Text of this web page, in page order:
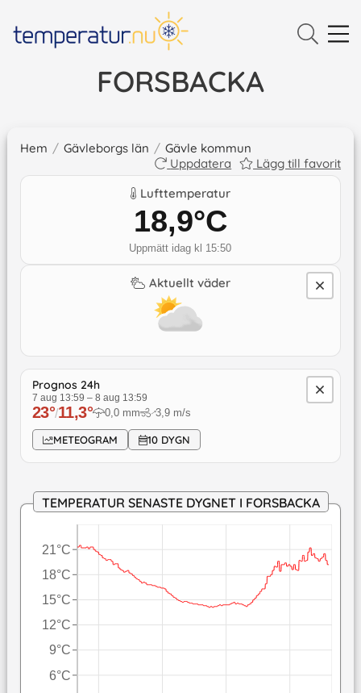
FORSBACKA
Hem / Gävleborgs län / Gävle kommun
Uppdatera
Lägg till favorit
Lufttemperatur
18,9°C
Uppmätt idag kl 15:50
Aktuellt väder
Prognos 24h
7 aug 13:59 – 8 aug 13:59
23°/11,3° 0,0 mm ↓3,9 m/s
METEOGRAM 10 DYGN
TEMPERATUR SENASTE DYGNET I FORSBACKA
6°C
9°C
12°C
15°C
18°C
21°C